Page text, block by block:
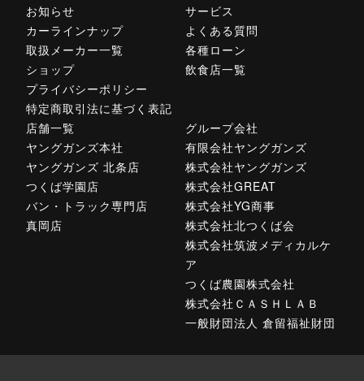
お知らせ
カーラインナップ
取扱メーカー一覧
ショップ
プライバシーポリシー
特定商取引法に基づく表記
サービス
よくある質問
各種ローン
飲食店一覧
店舗一覧
ヤングガンズ本社
ヤングガンズ 北条店
つくば学園店
バン・トラック専門店
真岡店
グループ会社
有限会社ヤングガンズ
株式会社ヤングガンズ
株式会社GREAT
株式会社YG商事
株式会社北つくば会
株式会社筑波メディカルケ
ア
つくば農園株式会社
株式会社ＣＡＳＨＬＡＢ
一般財団法人 倉留福祉財団